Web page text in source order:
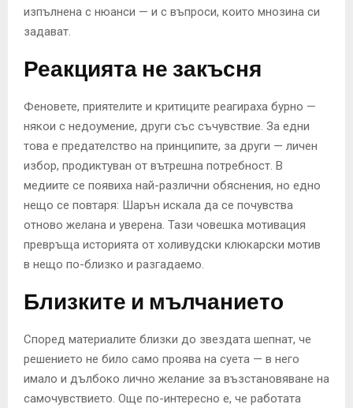
изпълнена с нюанси — и с въпроси, които мнозина си
задават.
Реакцията не закъсня
Феновете, приятелите и критиците реагираха бурно —
някои с недоумение, други със съчувствие. За едни
това е предателство на принципите, за други — личен
избор, продиктуван от вътрешна потребност. В
медиите се появиха най-различни обяснения, но едно
нещо се повтаря: Шарън искала да се почувства
отново желана и уверена. Тази човешка мотивация
превръща историята от холивудски клюкарски мотив
в нещо по-близко и разгадаемо.
Близките и мълчанието
Според материалите близки до звездата шепнат, че
решението не било само проява на суета — в него
имало и дълбоко лично желание за възстановяване на
самочувствието. Още по-интересно е, че работата